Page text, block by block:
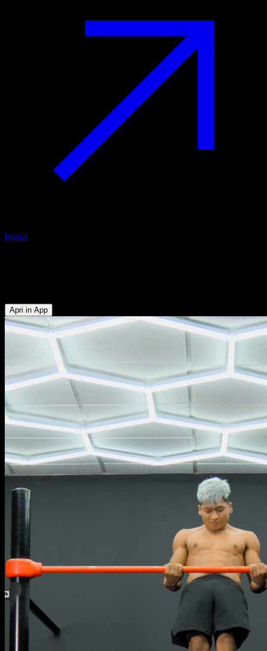
Inizia
Apri in App